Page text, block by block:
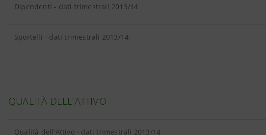
Dipendenti - dati trimestrali 2013/14
Sportelli - dati trimestrali 2013/14
QUALITÀ DELL'ATTIVO
Qualità dell'Attivo - dati trimestrali 2013/14